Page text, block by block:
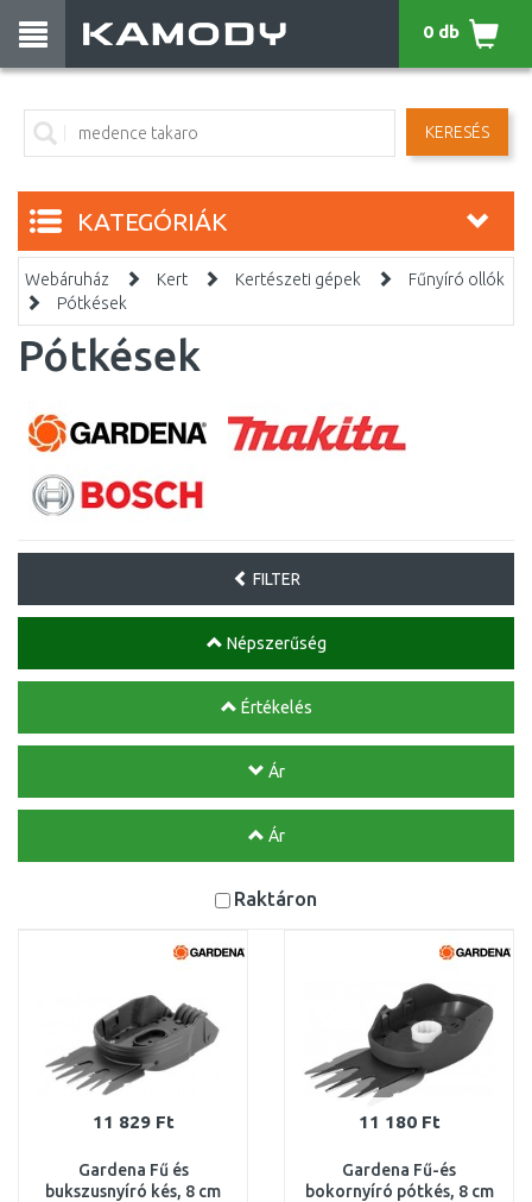
KERESÉS
0 db
KATEGÓRIÁK
Webáruház Kert Kertészeti gépek
Fűnyíró ollók
Pótkések
Pótkések
FILTER
Népszerűség
Értékelés
Ár
Ár
Raktáron
11 829 Ft
Gardena Fű és
bukszusnyíró kés, 8 cm
11 180 Ft
Gardena Fű-és
bokornyíró pótkés, 8 cm